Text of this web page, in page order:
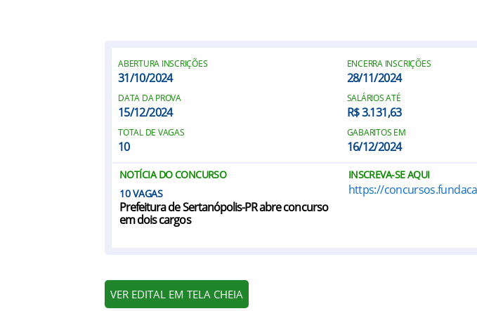
ABERTURA INSCRIÇÕES
31/10/2024
ENCERRA INSCRIÇÕES
28/11/2024
DATA DA PROVA
15/12/2024
SALÁRIOS ATÉ
R$ 3.131,63
TOTAL DE VAGAS
10
GABARITOS EM
16/12/2024
NOTÍCIA DO CONCURSO
10
Prefeitura de Sertanópolis-PR abre concurso
em dois cargos
INSCREVA-SE AQUI
https://
VER EDITAL EM TELA CHEIA